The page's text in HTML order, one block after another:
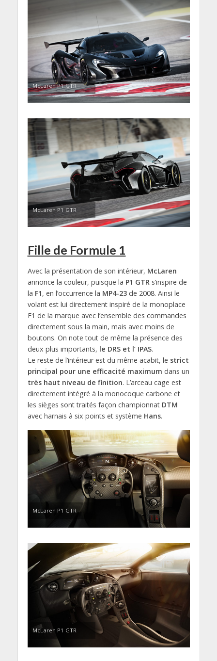
McLaren P1 GTR
McLaren P1 GTR
Fille de Formule 1
Avec la présentation de son intérieur, McLaren
annonce la couleur, puisque la P1 GTRs’inspire de
la F1, en l’occurrence la MP4-23de 2008. Ainsi le
volant est lui directement inspiré de la monoplace
F1 de la marque avec l’ensemble des commandes
directement sous la main, mais avec moins de
boutons. On note tout de même la présence des
deux plus importants, le DRS et l’ IPAS.
Le reste de l’intérieur est du même acabit, le strict
principal pour une efficacité maximum dans un
très haut niveau de finition. L’arceau cage est
directement intégré à la monocoque carbone et
les sièges sont traités façon championnat DTM
avec harnais à six points et système Hans.
McLaren P1 GTR
McLaren P1 GTR